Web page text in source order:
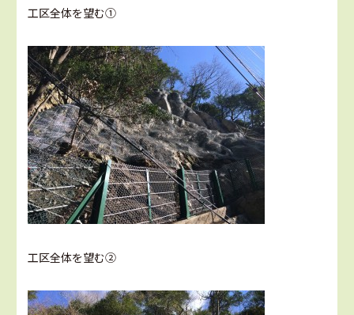
工区全体を望む①
工区全体を望む②